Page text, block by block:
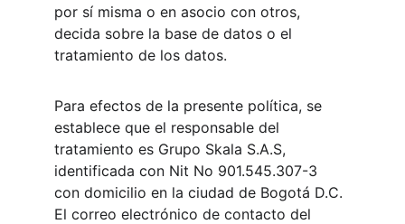
por sí misma o en asocio con otros,
decida sobre la base de datos o el
tratamiento de los datos.
Para efectos de la presente política, se
establece que el responsable del
tratamiento es Grupo Skala S.A.S,
identificada con Nit No 901.545.307-3
con domicilio en la ciudad de Bogotá D.C.
El correo electrónico de contacto del